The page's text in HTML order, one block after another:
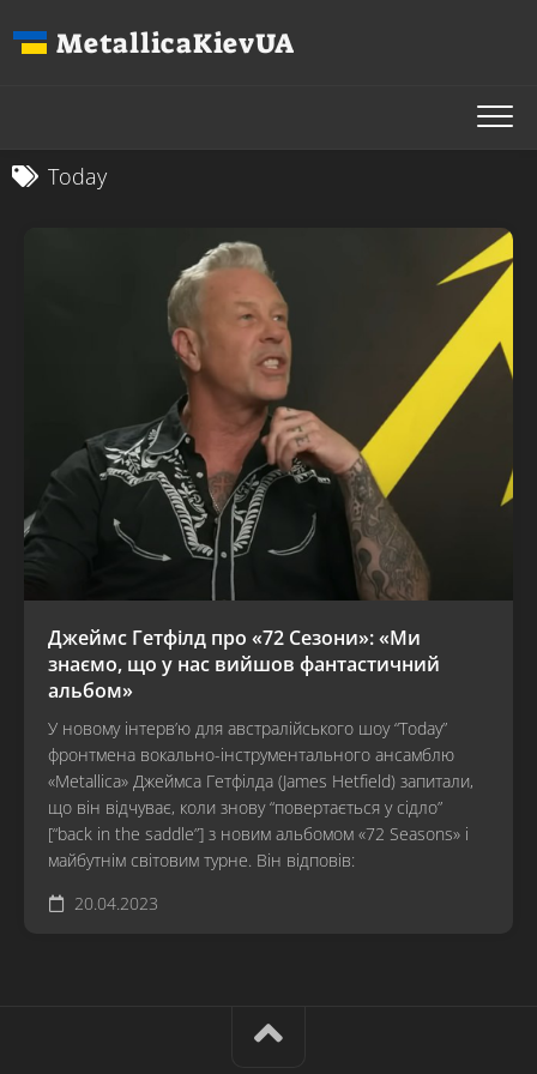
до
MetallicaKievUA
Today
Джеймс Гетфілд про «72 Сезони»: «Ми
знаємо, що у нас вийшов фантастичний
альбом»
У новому інтерв’ю для австралійського шоу “Today”
фронтмена вокально-інструментального ансамблю
«Metallica» Джеймса Гетфілда (James Hetfield) запитали,
що він відчуває, коли знову “повертається у сідло”
[“back in the saddle”] з новим альбомом «72 Seasons» і
майбутнім світовим турне. Він відповів:
20.04.2023